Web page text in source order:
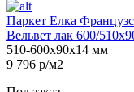
Паркет Елка
Вельвет лак 600/
510-600х90х14 мм
9 796 р/м2